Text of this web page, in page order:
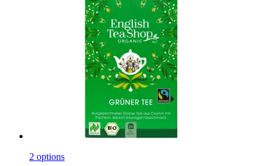
2 options